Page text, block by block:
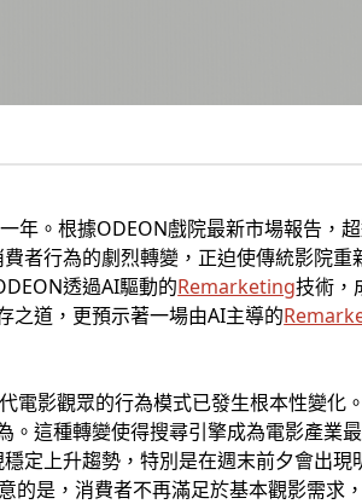
年。根據ODEON戲院最新市場報告，
者行為的劇烈轉變，正迫使傳統影院
透過AI驅動的Remarketing技術，
之道，更預示著一場由AI主導的
電影觀眾的行為模式已發生根本性變化
。這種轉變使得搜尋引擎成為電影產業
定上升趨勢，特別是在週末前夕會出
的是，消費者不再滿足於基本觀影需求